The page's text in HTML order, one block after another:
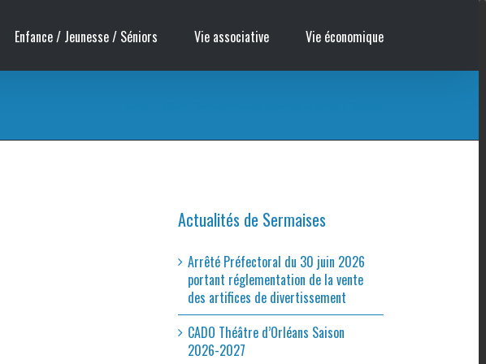
Enfance / Jeunesse / Séniors Vie associative Vie économique
Actualités de Sermaises
Arrêté Préfectoral du 30 juin 2026
portant réglementation de la vente
des artifices de divertissement
CADO Théâtre d’Orléans Saison
2026-2027